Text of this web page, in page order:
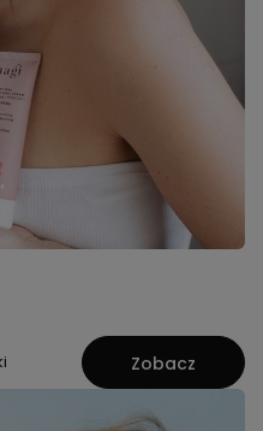
Zobacz